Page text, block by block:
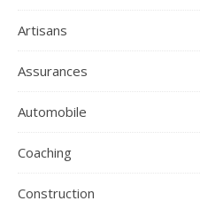
Artisans
Assurances
Automobile
Coaching
Construction